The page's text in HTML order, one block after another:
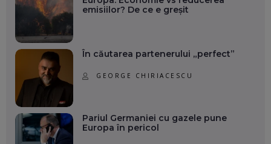
emisiilor? De ce e greșit
În căutarea partenerului „perfect”
GEORGE CHIRIACESCU
Pariul Germaniei cu gazele pune
Europa în pericol